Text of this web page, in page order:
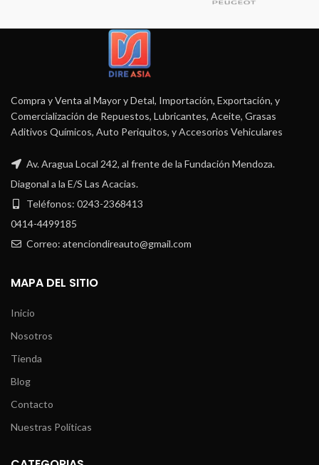
Compra y Venta al Mayor y Detal, Importación, Exportación, y
Comercialización de Repuestos, Lubricantes, Aceite, Grasas
Aditivos Químicos, Auto Periquitos, y Accesorios Vehiculares
Av. Aragua Local 242, al frente de la Fundación Mendoza.
Diagonal a la E/S Las Acacias.
Teléfonos: 0243-2368413
0414-4499185
Correo: atenciondireauto@gmail.com
MAPA DEL SITIO
Inicio
Nosotros
Tienda
Blog
Contacto
Nuestras Políticas